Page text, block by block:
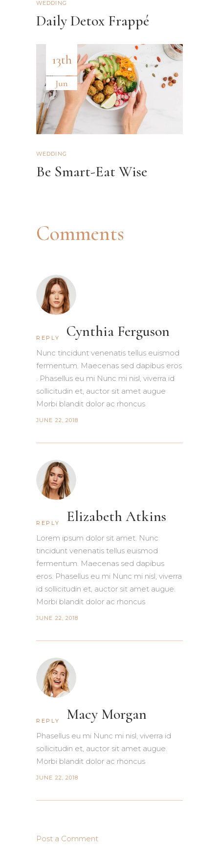
WEDDING
Daily Detox Frappé
13th
Jun
WEDDING
Be Smart-Eat Wise
Comments
REPLY Cynthia Ferguson
Nunc tincidunt venenatis tellus euismod
fermentum. Maecenas sed dapibus eros
. Phasellus eu mi Nunc mi nisl, viverra id
sollicitudin et, auctor sit amet augue
Morbi blandit dolor ac rhoncus
JUNE 22, 2018
REPLY Elizabeth Atkins
Lorem ipsum dolor sit amet. Nunc
tincidunt venenatis tellus euismod
fermentum. Maecenas sed dapibus
eros. Phasellus eu mi Nunc mi nisl, viverra
id sollicitudin et, auctor sit amet augue.
Morbi blandit dolor ac rhoncus
JUNE 22, 2018
REPLY Macy Morgan
Phasellus eu mi Nunc mi nisl, viverra id
sollicitudin et, auctor sit amet augue.
Morbi blandit dolor ac rhoncus
JUNE 22, 2018
Post a Comment